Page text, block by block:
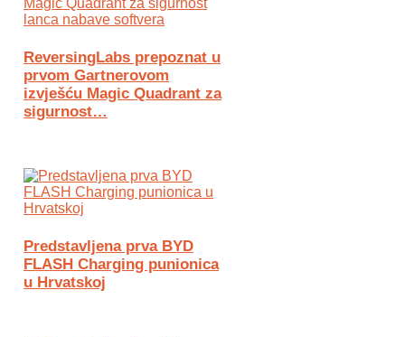
ReversingLabs prepoznat u
prvom Gartnerovom
izvješću Magic Quadrant za
sigurnost…
Predstavljena prva BYD
FLASH Charging punionica
u Hrvatskoj